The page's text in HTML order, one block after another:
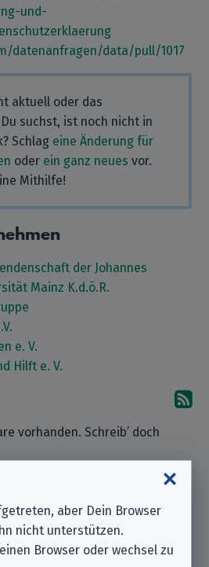
und-
datenanfragen/data/pull/1017
aktuell oder das
suchst, ist noch nicht in
Schlag eine Änderung für
oder ein ganz neues vor.
Mithilfe!
der Johannes
Mainz K.d.ö.R.
e. V.
Hilft e. V.
vorhanden. Schreib’ doch
wir ein unabhängiger
und nicht zu dem hier
aber Dein Browser
nicht unterstützen.
Browser oder wechsel zu